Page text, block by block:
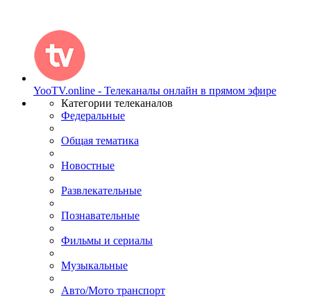
YooTV.online - Телеканалы онлайн в прямом эфире
Категории телеканалов
Федеральные
Общая тематика
Новостные
Развлекательные
Познавательные
Фильмы и сериалы
Музыкальные
Авто/Мото транспорт